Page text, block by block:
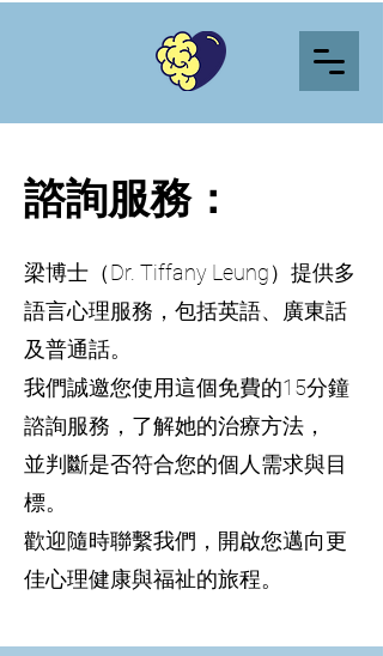
諮詢服務：
梁博士（Dr. Tiffany Leung）提供多
語言心理服務，包括英語、廣東話
及普通話。
我們誠邀您使用這個免費的15分鐘
諮詢服務，了解她的治療方法，
並判斷是否符合您的個人需求與目
標。
歡迎隨時聯繫我們，開啟您邁向更
佳心理健康與福祉的旅程。